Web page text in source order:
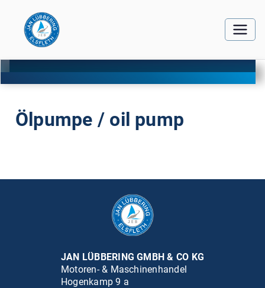
Ölpumpe / oil pump
JAN LÜBBERING GMBH & CO KG
Motoren- & Maschinenhandel
Hogenkamp 9 a